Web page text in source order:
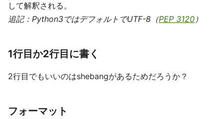
して解釈される。
追記：Python3ではデフォルトでUTF-8（PEP 3120 ）
1行目か2行目に書く
2行目でもいいのはshebangがあるためだろうか？
フォーマット